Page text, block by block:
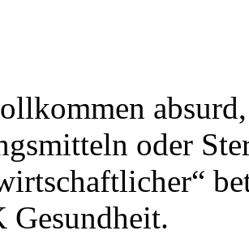
oder
Gesundheit.